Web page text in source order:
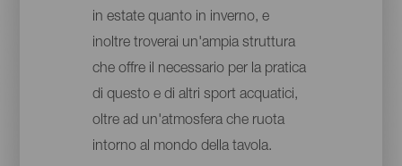
in estate quanto in inverno, e
inoltre troverai un'ampia struttura
che offre il necessario per la pratica
di questo e di altri sport acquatici,
oltre ad un'atmosfera che ruota
intorno al mondo della tavola.